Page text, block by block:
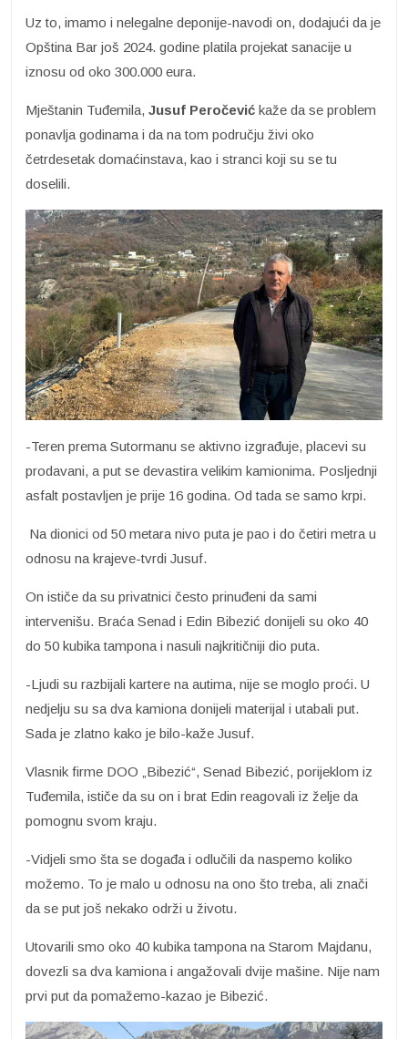
Uz to, imamo i nelegalne deponije-navodi on, dodajući da je
Opština Bar još 2024. godine platila projekat sanacije u
iznosu od oko 300.000 eura.
Mještanin Tuđemila, Jusuf Peročević kaže da se problem
ponavlja godinama i da na tom području živi oko
četrdesetak domaćinstava, kao i stranci koji su se tu
doselili.
-Teren prema Sutormanu se aktivno izgrađuje, placevi su
prodavani, a put se devastira velikim kamionima. Posljednji
asfalt postavljen je prije 16 godina. Od tada se samo krpi.
Na dionici od 50 metara nivo puta je pao i do četiri metra u
odnosu na krajeve-tvrdi Jusuf.
On ističe da su privatnici često prinuđeni da sami
intervenišu. Braća Senad i Edin Bibezić donijeli su oko 40
do 50 kubika tampona i nasuli najkritičniji dio puta.
-Ljudi su razbijali kartere na autima, nije se moglo proći. U
nedjelju su sa dva kamiona donijeli materijal i utabali put.
Sada je zlatno kako je bilo-kaže Jusuf.
Vlasnik firme DOO „Bibezić“, Senad Bibezić, porijeklom iz
Tuđemila, ističe da su on i brat Edin reagovali iz želje da
pomognu svom kraju.
-Vidjeli smo šta se događa i odlučili da naspemo koliko
možemo. To je malo u odnosu na ono što treba, ali znači
da se put još nekako održi u životu.
Utovarili smo oko 40 kubika tampona na Starom Majdanu,
dovezli sa dva kamiona i angažovali dvije mašine. Nije nam
prvi put da pomažemo-kazao je Bibezić.